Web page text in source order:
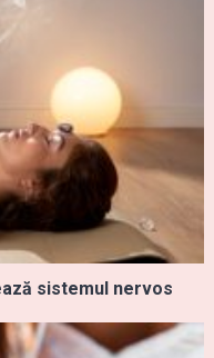
sistemul nervos